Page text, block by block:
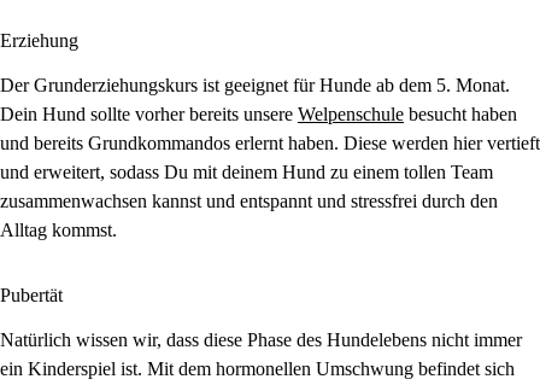
Erziehung
Der Grunderziehungskurs ist geeignet für Hunde ab dem 5. Monat.
Dein Hund sollte vorher bereits unsere Welpenschule besucht haben
und bereits Grundkommandos erlernt haben. Diese werden hier vertieft
und erweitert, sodass Du mit deinem Hund zu einem tollen Team
zusammenwachsen kannst und entspannt und stressfrei durch den
Alltag kommst.
Pubertät
Natürlich wissen wir, dass diese Phase des Hundelebens nicht immer
ein Kinderspiel ist. Mit dem hormonellen Umschwung befindet sich